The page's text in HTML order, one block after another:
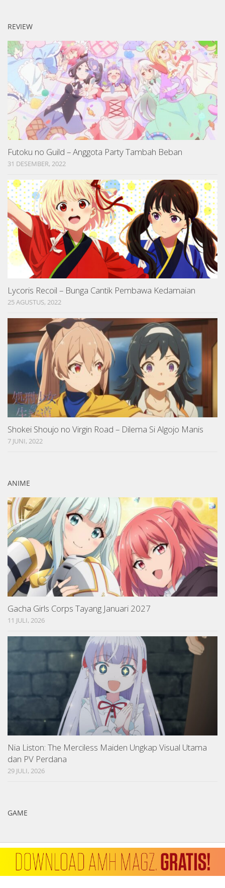
REVIEW
Futoku no Guild – Anggota Party Tambah Beban
31 DESEMBER, 2022
Lycoris Recoil – Bunga Cantik Pembawa Kedamaian
25 AGUSTUS, 2022
Shokei Shoujo no Virgin Road – Dilema Si Algojo Manis
7 JUNI, 2022
ANIME
Gacha Girls Corps Tayang Januari 2027
11 JULI, 2026
Nia Liston: The Merciless Maiden Ungkap Visual Utama
dan PV Perdana
29 JULI, 2026
GAME